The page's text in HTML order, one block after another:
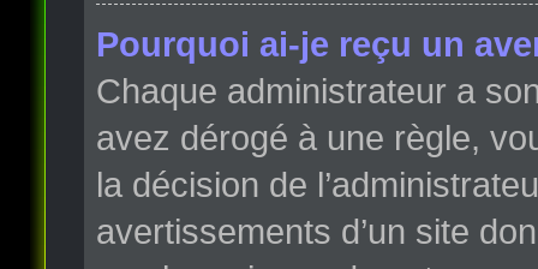
Pourquoi ai-je reçu un
Chaque administrateur a
avez dérogé à une règle,
la décision de
avertissements d’un site